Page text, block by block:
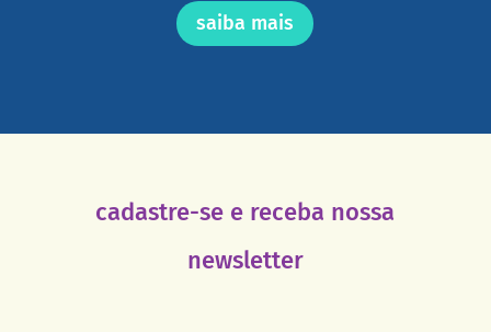
saiba mais
cadastre-se e receba nossa
newsletter